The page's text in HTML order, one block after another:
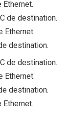
Ethernet.
de destination.
Ethernet.
destination.
de destination.
Ethernet.
destination.
Ethernet.